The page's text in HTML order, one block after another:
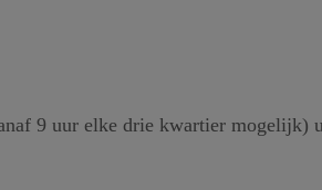
9 uur elke drie kwartier